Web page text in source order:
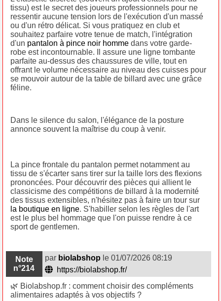
tissu) est le secret des joueurs professionnels pour ne
ressentir aucune tension lors de l'exécution d'un massé
ou d'un rétro délicat. Si vous pratiquez en club et
souhaitez parfaire votre tenue de match, l'intégration
d'un pantalon à pince noir hommedans votre garde-
robe est incontournable. Il assure une ligne tombante
parfaite au-dessus des chaussures de ville, tout en
offrant le volume nécessaire au niveau des cuisses pour
se mouvoir autour de la table de billard avec une grâce
féline.
Dans le silence du salon, l'élégance de la posture
annonce souvent la maîtrise du coup à venir.
La pince frontale du pantalon permet notamment au
tissu de s'écarter sans tirer sur la taille lors des flexions
prononcées. Pour découvrir des pièces qui allient le
classicisme des compétitions de billard à la modernité
des tissus extensibles, n'hésitez pas à faire un tour sur
la boutique en ligne. S'habiller selon les règles de l'art
est le plus bel hommage que l'on puisse rendre à ce
sport de gentlemen.
Note
n°214
par biolabshop le 01/07/2026 08:19
https://biolabshop.fr/
🌿 Biolabshop.fr : comment choisir des compléments
alimentaires adaptés à vos objectifs ?